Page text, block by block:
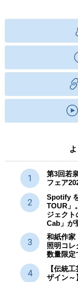
第3回若
フェア
Spotify
TOUR」
ジェク
Cab」が
和紙作家
照明コレ
数量限定
【伝統
ザイン～